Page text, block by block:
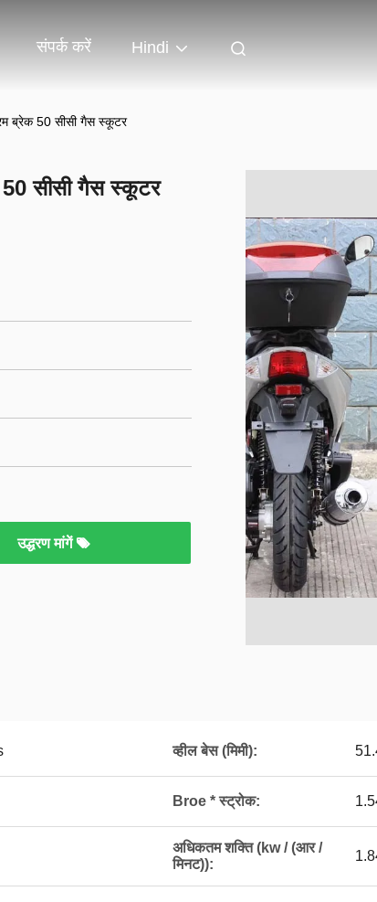
संपर्क करें Hindi
ब्रेक 50 सीसी गैस स्कूटर
सीसी गैस स्कूटर
उद्धरण मांगें
व्हील बेस (मिमी):
Broe * स्ट्रोक:
अधिकतम शक्ति (kw / (आर /
मिनट)):